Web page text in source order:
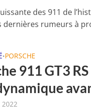
des 911 de
dernières rumeurs à
•PORSCHE
911 GT3
2022